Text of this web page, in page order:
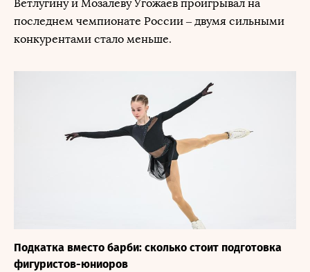
Ветлугину и Мозалеву Угожаев проигрывал на
последнем чемпионате России – двумя сильными
конкурентами стало меньше.
Подкатка вместо барби: сколько стоит подготовка
фигуристов-юниоров